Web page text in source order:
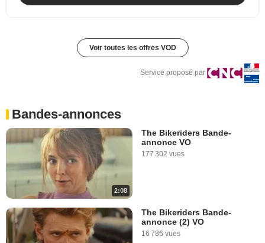
Voir toutes les offres VOD
Service proposé par
Bandes-annonces
2:08
The Bikeriders Bande-
annonce VO
177 302 vues
The Bikeriders Bande-
annonce (2) VO
16 786 vues